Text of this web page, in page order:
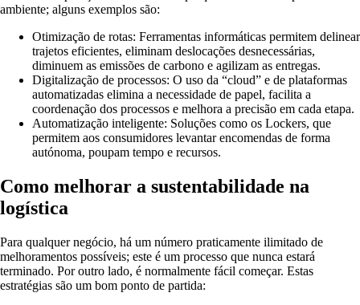
ambiente; alguns exemplos são:
Otimização de rotas: Ferramentas informáticas permitem delinear
trajetos eficientes, eliminam deslocações desnecessárias,
diminuem as emissões de carbono e agilizam as entregas.
Digitalização de processos: O uso da “cloud” e de plataformas
automatizadas elimina a necessidade de papel, facilita a
coordenação dos processos e melhora a precisão em cada etapa.
Automatização inteligente: Soluções como os Lockers, que
permitem aos consumidores levantar encomendas de forma
autónoma, poupam tempo e recursos.
Como melhorar a sustentabilidade na
logística
Para qualquer negócio, há um número praticamente ilimitado de
melhoramentos possíveis; este é um processo que nunca estará
terminado. Por outro lado, é normalmente fácil começar. Estas
estratégias são um bom ponto de partida: